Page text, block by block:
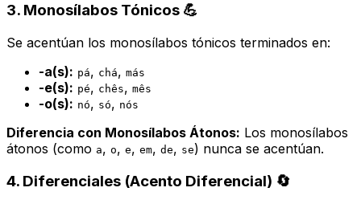
3. Monosílabos Tónicos 💪
Se acentúan los monosílabos tónicos terminados en:
-a(s): pá, chá, más
-e(s): pé, chês, mês
-o(s): nó, só, nós
Diferencia con Monosílabos Átonos: Los monosílabos
átonos (como a, o, e, em, de, se) nunca se acentúan.
4. Diferenciales (Acento Diferencial) 🔄